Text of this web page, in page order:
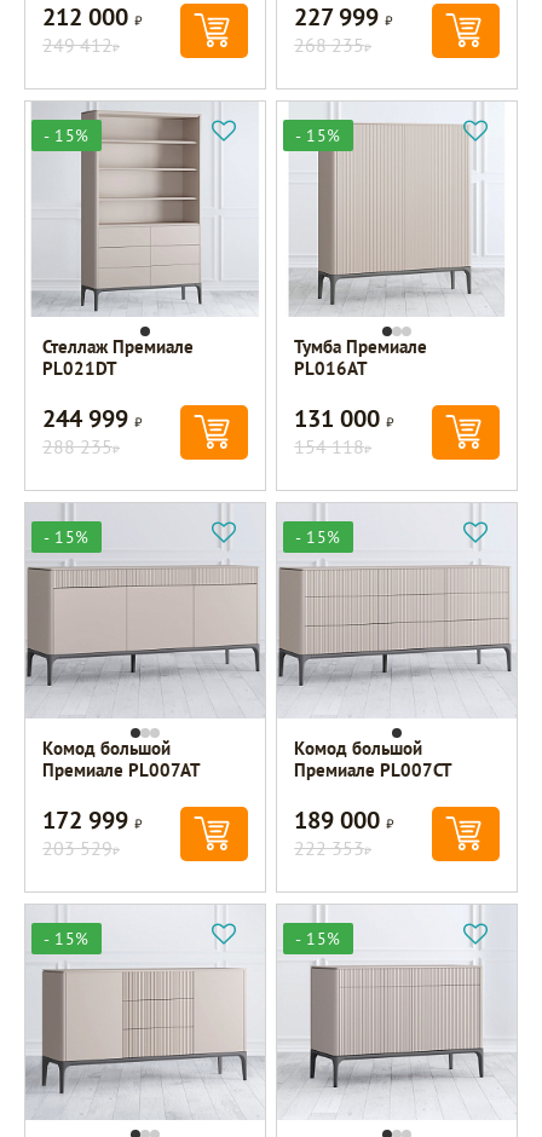
212 000Р
249 412Р
227 999Р
268 235Р
- 15%
Стеллаж Премиале
PL021DT
244 999Р
288 235Р
- 15%
Тумба Премиале
PL016AT
131 000Р
154 118Р
- 15%
Комод большой
Премиале PL007AT
172 999Р
203 529Р
- 15%
Комод большой
Премиале PL007CT
189 000Р
222 353Р
- 15% - 15%